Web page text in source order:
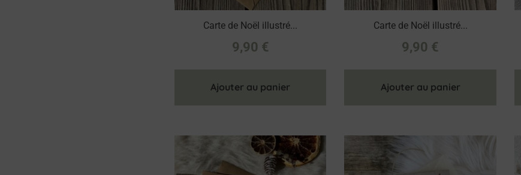
Carte de Noël illustré...
9,90 €
Ajouter au panier
Carte de Noël illustré...
9,90 €
Ajouter au panier